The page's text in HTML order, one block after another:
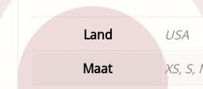
Land
USA
Maat
XS, S,